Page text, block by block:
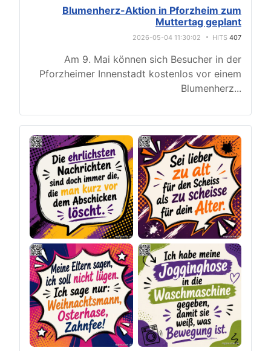
Blumenherz-Aktion in Pforzheim zum
Muttertag geplant
2026-05-04 11:30:02 HITS 407
Am 9. Mai können sich Besucher in der
Pforzheimer Innenstadt kostenlos vor einem
Blumenherz...